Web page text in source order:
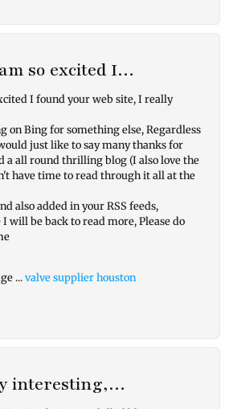
so excited I…
I found your web site, I really
on Bing for something else, Regardless
just like to say many thanks for
a all round thrilling blog (I also love the
have time to read through it all at the
also added in your RSS feeds,
will be back to read more, Please do
...valve supplier houston
interesting,…